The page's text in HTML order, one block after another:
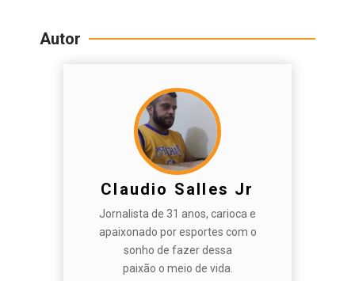
Autor
Claudio Salles Jr
Jornalista de 31 anos, carioca e
apaixonado por esportes com o
sonho de fazer dessa
paixão o meio de vida.